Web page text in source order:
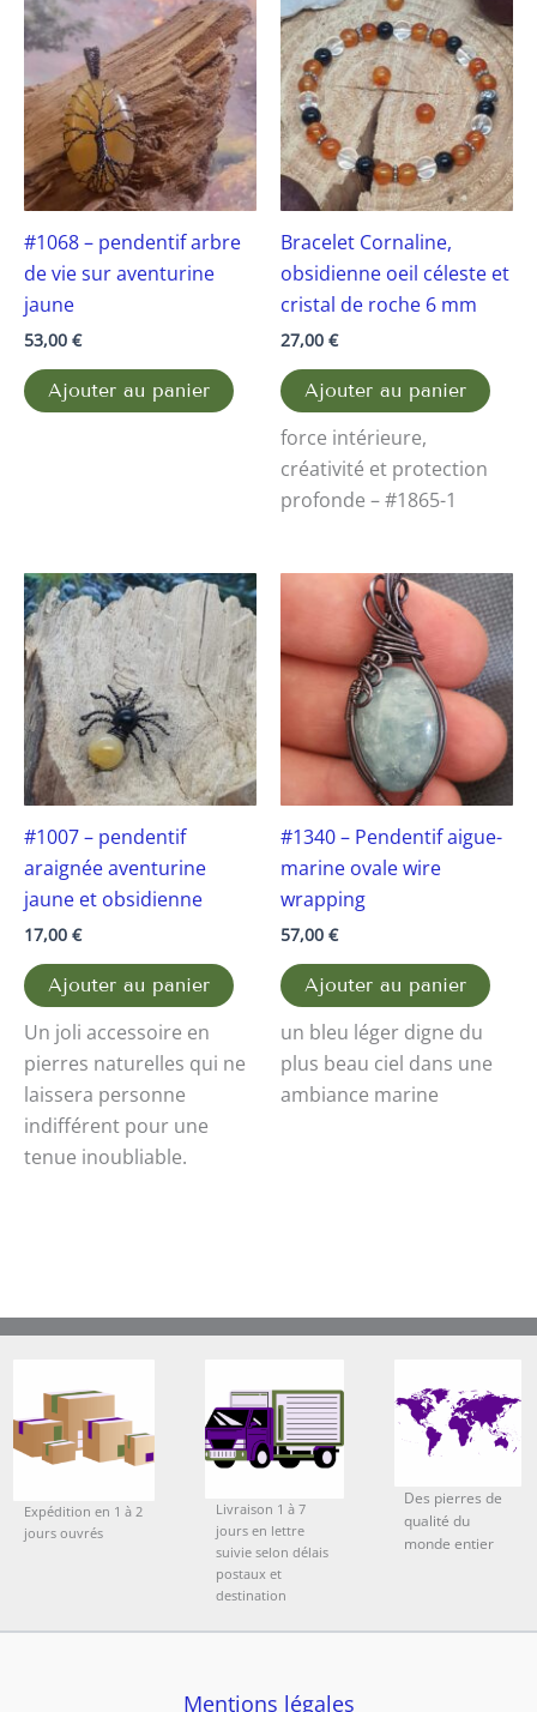
#1068 – pendentif arbre
de vie sur aventurine
jaune
53,00 €
Ajouter au panier
Bracelet Cornaline,
obsidienne oeil céleste et
cristal de roche 6 mm
27,00 €
Ajouter au panier
force intérieure,
créativité et protection
profonde – #1865-1
#1007 – pendentif
araignée aventurine
jaune et obsidienne
17,00 €
Ajouter au panier
Un joli accessoire en
pierres naturelles qui ne
laissera personne
indifférent pour une
tenue inoubliable.
#1340 – Pendentif aigue-
marine ovale wire
wrapping
57,00 €
Ajouter au panier
un bleu léger digne du
plus beau ciel dans une
ambiance marine
Expédition en 1 à 2
jours ouvrés
Livraison 1 à 7
jours en lettre
suivie selon délais
postaux et
destination
Des pierres de
qualité du
monde entier
Mentions légales